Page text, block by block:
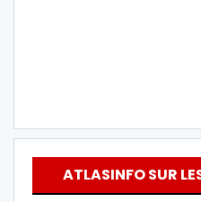
ATLASINFO SUR